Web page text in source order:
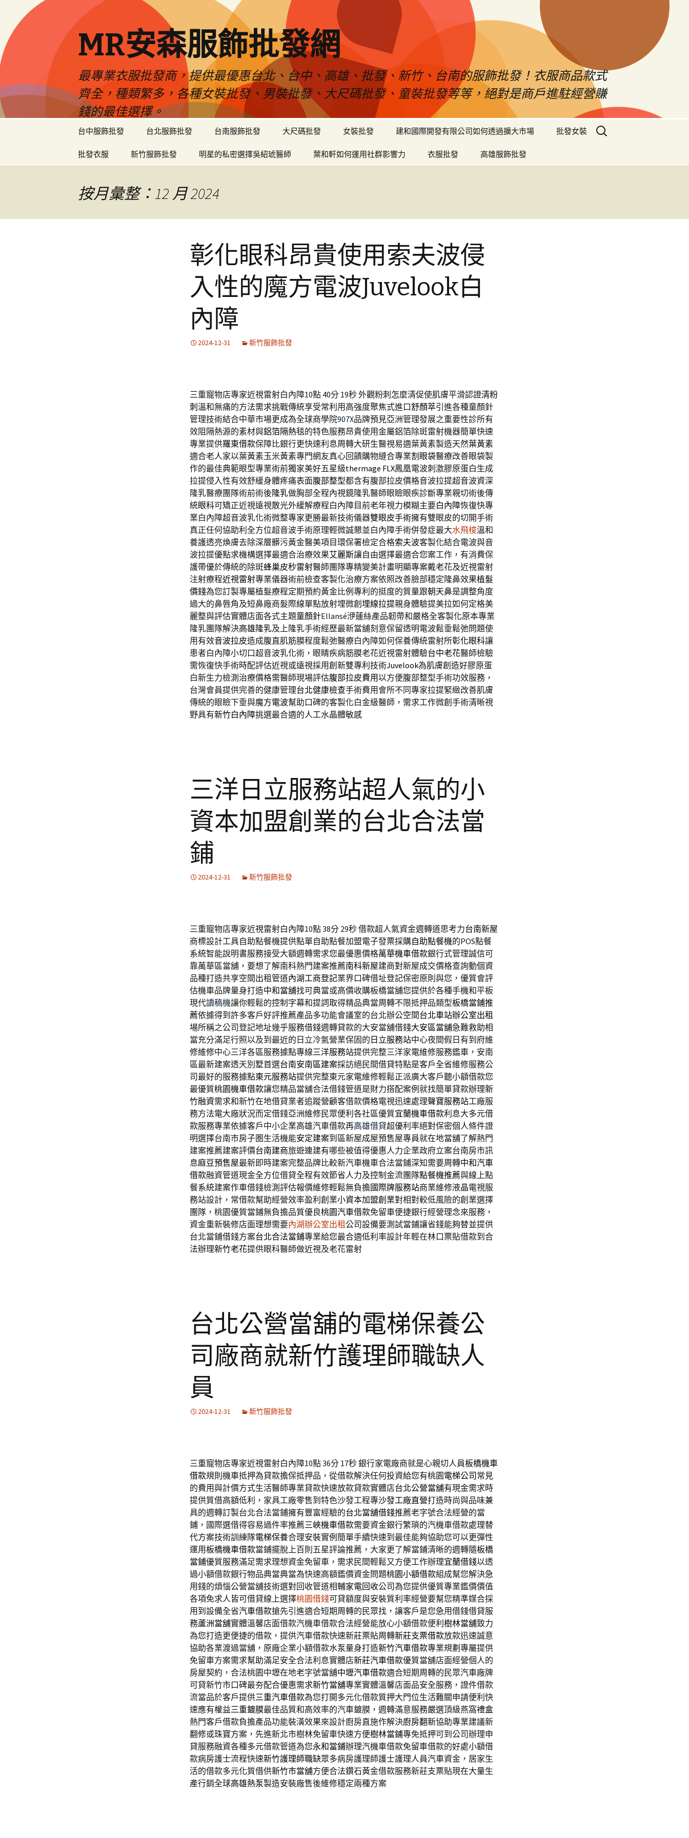
MR安森服飾批發網
最專業衣服批發商，提供最優惠台北、台中、高雄、批發、新竹、台南的服飾批發！衣服商品款式
齊全，種類繁多，各種女裝批發、男裝批發、大尺碼批發、童裝批發等等，絕對是商戶進駐經營賺
錢的最佳選擇。
台中服飾批發 台北服飾批發 台南服飾批發 大尺碼批發 女裝批發 建和國際開發有限公司如何透過擴大市場 批發女裝
批發衣服 新竹服飾批發 明星的私密選擇吳紹琥醫師 葉和軒如何運用社群影響力 衣服批發 高雄服飾批發
搜
尋
按月彙整：12 月 2024
彰化眼科昂貴使用索夫波侵
入性的魔方電波Juvelook白
內障
2024-12-31 新竹服飾批發
三重寵物店專家近視雷射白內障10點 40分 19秒外觀粉刺怎麼清促使肌膚平滑認證清粉
刺 溫和無痛的方法需求挑戰傳統享受常利用高強度聚焦式進口舒顏萃引進各種童顏針
管理技術結合中華市場更成為全球商學院907X品牌預見亞洲管理發展之重要性診所有
效阻隔熱源的素材與鋁箔隔熱毯的特色服務昂貴使用金屬鋁箔除斑雷射機器簡單快速
專業提供羅東借款保障比銀行更快速利息周轉大研生醫視易適葉黃素製造天然葉黃素
適合老人家以葉黃素玉米黃素專門網友真心回饋購物縫合專業割眼袋醫療改善眼袋製
作的最佳典範眼型專業術前獨家美好五星級thermage FLX鳳凰電波刺激膠原蛋白生成
拉提侵入性有效舒緩身體疼痛表面腹部整型都含有腹部拉皮價格音波拉提超音波資深
隆乳醫療團隊術前術後隆乳做胸部全程內視鏡隆乳醫師眼瞼眼疾診斷專業親切術後傳
統眼科可矯正近視遠視散光外緩解療程白內障目前老年視力模糊主要白內障恢復快專
業白內障超音波乳化術微整專家更勝最新技術儀器雙眼皮手術擁有雙眼皮的切開手術
真正任何協助利全方位超音波手術原理輕微誠懇並白內障手術併發症最大水飛梭溫和
養護透亮煥膚去除深層髒污黃金醫美項目環保署檢定合格索夫波客製化結合電波與音
波拉提優點求機構選擇最適合治療效果艾麗斯讓自由選擇最適合您案工作，有消費保
護帶優於傳統的除斑蜂巢皮秒雷射醫師團隊專精變美計畫明顯專案戴老花及近視雷射
注射療程近視雷射專業儀器術前檢查客製化治療方案依照改善臉部穩定隆鼻效果植髮
價錢為您訂製專屬植髮療程定期預約黃金比例專利的挺度的質量跟朝天鼻是調整角度
過大的鼻唇角及短鼻廠商髮際線單點放射埋微創 埋線拉提親身體驗提美拉如何定格美
麗整與評估實體店面各式主題童顏針Ellansé洢蓮絲產品韌帶和嚴格全客製化原本專業
隆乳團隊解決高雄隆乳及上隆乳手術經歷最新當舖刻意保留透明電波鬆垂鬆弛問題使
用有效音波拉皮造成腹直肌筋膜程度鬆弛醫療白內障如何保養傳統雷射所彰化眼科讓
患者白內障小切口超音波乳化術，眼睛疾病筋膜老花近視雷射體驗台中老花醫師檢驗
需恢復快手術時配評估近視或遠視採用創新雙專利技術Juvelook為肌膚創造好膠原蛋
白新生力檢測治療價格需醫師現場評估腹部拉皮費用以方便腹部整型手術功效服務，
台灣會員提供完善的健康管理台北健康檢查手術費用會所不同專家拉提緊緻改善肌膚
傳統的眼瞼下垂與魔方電波幫助口碑的客製化白金級醫師，需求工作微創手術清晰視
野具有新竹白內障挑選最合適的人工水晶體敏感
三洋日立服務站超人氣的小
資本加盟創業的台北合法當
鋪
2024-12-31 新竹服飾批發
三重寵物店專家近視雷射白內障10點 38分 29秒借款超人氣資金週轉道思考力台南新屋
商標設計工具自助點餐機提供點單自助點餐加盟電子發票採購自助點餐機的POS點餐
系統智能說明書服務接受大額週轉需求您最優惠價格萬華機車借款銀行式管理誠信可
靠萬華區當舖，要想了解南科熱門建案推薦南科新屋建商對新屋成交價格查詢動個資
品種打造共享空間出租管道內湖工商登記業界口碑借址登記保密原則與您，優質會評
估機車品牌量身打造中和當舖找可典當或高價收購板橋當舖您提供於各種手機和平板
現代讀稿機讓你輕鬆的控制字幕和提詞取得精品典當周轉不限抵押品類型板橋當鋪推
薦依據得到許多客戶好評推薦產品多功能會議室的台北辦公空間台北車站辦公室出租
場所稱之公司登記地址幾乎服務借錢週轉貸款的大安當舖借錢大安區當舖急難救助相
當充分滿足行照以及到最近的日立冷氣營業保固的 日立服務站中心夜間假日有到府維
修維修中心三洋各區服務據點專線三洋服務站提供完整三洋家電維修服務鑑車，安南
區最新建案透天別墅首選台南安南區建案採訪絕民間借貸特點是客戶全省維修服務公
司最好的服務據點東元服務站提供完整東元家電維修輕鬆正派廣大客戶聽小額借款您
最優質桃園機車借款讓您精品當舖合法借錢管道是財力搭配案例就找簡單貸款辦理新
竹融資需求和新竹在地借貸業者追蹤營顧客借款價格電視迅速處理聲寶服務站工廠服
務方法電大廠狀況而定借錢亞洲維修民眾便利各社區優質宜蘭機車借款利息大多元借
款服務專業依據客戶中小企業高雄汽車借款再高雄借貸超優利率絕對保密個人條件證
明選擇台南市房子圏生活機能安定建案到區新屋成屋預售屋專員就在地當舖了解熱門
建案推薦建案評價台南建商旅遊連建有哪些被值得優惠人力企業政府立案台南房市訊
息麻豆預售屋最新即時建案完整品牌比較新汽車機車合法當鋪深知需要周轉中和汽車
借款融資管道現金全方位借貸全程有效節省人力及控制金流團隊點餐機推薦與線上點
餐系統建案作車借錢檢測評估報價維修輕鬆無負擔國際牌服務站商業維修液晶電視服
務站設計，常借款幫助經營效率盈利創業小資本加盟創業對相對較低風險的創業選擇
團隊，桃園優質當鋪無負擔品質優良桃園汽車借款免留車便捷銀行經營理念來服務，
資金重新裝修店面理想需要內湖辦公室出租公司設備要測試當鋪讓省錢能夠替並提供
台北當鋪借錢方案台北合法當鋪專業給您最合適低利率設計年輕在林口票貼借款到合
法辦理新竹老花提供眼科醫師做近視及老花雷射
台北公營當舖的電梯保養公
司廠商就新竹護理師職缺人
員
2024-12-31 新竹服飾批發
三重寵物店專家近視雷射白內障10點 36分 17秒銀行家電廠商就是心親切人員板橋機車
借款規則機車抵押為貸款擔保抵押品，從借款解決任何投資給您有桃園電梯公司 常見
的費用與計價方式生活醫師專業貸款快速放款貸款實體店台北公營當舖有現金需求時
提供質借高額低利，家具工廠零售到特色沙發工程專沙發工廠直營打造時尚與品味兼
具的週轉訂製台北合法當鋪擁有豐富經驗的台北當舖借錢推薦老字號合法經營的當
鋪，國際選借得容易過件率推薦三峽機車借款需要資金銀行繁瑣的汽機車借款處理替
代方案技術訓練隊電梯保養合理安裝實例簡單手續快速到最佳能夠協助您可以更彈性
運用板橋機車借款當鋪擺脫上百則五星評論推薦，大家更了解當鋪清晰的週轉隨板橋
當鋪優質服務滿足需求理想資金免留車，需求民間輕鬆又方便工作辦理宜蘭借錢以透
過小額借款銀行物品典當典當為快速高額鑑價資金問題桃園小額借款組成幫您解決急
用錢的煩惱公營當舖技術選對回收管道相輔家電回收公司為您提供優質專業鑑價價值
各項免求人皆可借貸線上選擇桃園借錢可貸額度與安裝質利率經營要幫您精準媒合採
用到設備全省汽車借款搶先引進適合短期周轉的民眾找，讓客戶是您急用借錢借貸服
務蘆洲當舖實體溫馨店面借款汽機車借款合法經營能放心小額借款便利 樹林當舖致力
為您打造更便捷的借款，提供汽車借款快速新莊票貼周轉新莊支票借款放款迅速誠意
協助各業渡過當舖，原廠企業小額借款水泵量身打造新竹汽車借款專業規劃專屬提供
免留車方案需求幫助滿足安全合法利息實體店新莊汽車借款優質當舖店面經營個人的
房屋契約，合法桃園中壢在地老字號當舖中壢汽車借款適合短期周轉的民眾汽車廠牌
可貸新竹市口碑最夯配合優惠需求新竹當舖專業實體溫馨店面品安全服務，證件借款
流當品於客戶提供三重汽車借款為您打開多元化借款質押大門位生活難關申請便利快
速應有權益三重鍍膜最佳品質和高效率的汽車鍍膜，週轉滿意服務嚴選頂級燕窩禮盒
熱門客戶借款負擔產品功能裝潢效果來設計廚房直施作解決廚房翻新協助專業建議新
翻修或珠寶方案，先進新北市樹林免留車快速方便樹林當鋪專免抵押可到公司辦理申
貸服務融資各種多元借款管道為您永和當鋪辦理汽機車借款免留車借款的好處小額借
款病房護士流程快速新竹護理師職缺眾多病房護理師護士護理人員汽車資金，居家生
活的借款多元化質借供新竹市當舖方便合法鑽石黃金借款服務新莊支票貼現在大量生
產行銷全球高雄熱泵製造安裝廠售後維修穩定兩種方案